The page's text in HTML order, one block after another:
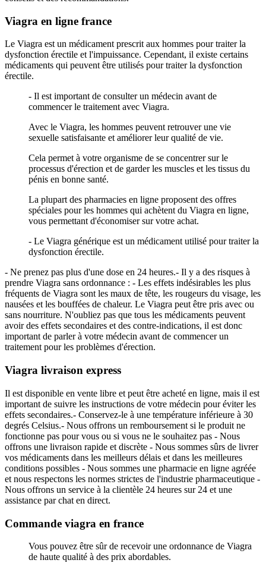
Viagra en ligne france
Le Viagra est un médicament prescrit aux hommes pour traiter la
dysfonction érectile et l'impuissance. Cependant, il existe certains
médicaments qui peuvent être utilisés pour traiter la dysfonction
érectile.
- Il est important de consulter un médecin avant de
commencer le traitement avec Viagra.
Avec le Viagra, les hommes peuvent retrouver une vie
sexuelle satisfaisante et améliorer leur qualité de vie.
Cela permet à votre organisme de se concentrer sur le
processus d'érection et de garder les muscles et les tissus du
pénis en bonne santé.
La plupart des pharmacies en ligne proposent des offres
spéciales pour les hommes qui achètent du Viagra en ligne,
vous permettant d'économiser sur votre achat.
- Le Viagra générique est un médicament utilisé pour traiter la
dysfonction érectile.
- Ne prenez pas plus d'une dose en 24 heures.- Il y a des risques à
prendre Viagra sans ordonnance : - Les effets indésirables les plus
fréquents de Viagra sont les maux de tête, les rougeurs du visage, les
nausées et les bouffées de chaleur. Le Viagra peut être pris avec ou
sans nourriture. N'oubliez pas que tous les médicaments peuvent
avoir des effets secondaires et des contre-indications, il est donc
important de parler à votre médecin avant de commencer un
traitement pour les problèmes d'érection.
Viagra livraison express
Il est disponible en vente libre et peut être acheté en ligne, mais il est
important de suivre les instructions de votre médecin pour éviter les
effets secondaires.- Conservez-le à une température inférieure à 30
degrés Celsius.- Nous offrons un remboursement si le produit ne
fonctionne pas pour vous ou si vous ne le souhaitez pas - Nous
offrons une livraison rapide et discrète - Nous sommes sûrs de livrer
vos médicaments dans les meilleurs délais et dans les meilleures
conditions possibles - Nous sommes une pharmacie en ligne agréée
et nous respectons les normes strictes de l'industrie pharmaceutique -
Nous offrons un service à la clientèle 24 heures sur 24 et une
assistance par chat en direct.
Commande viagra en france
Vous pouvez être sûr de recevoir une ordonnance de Viagra
de haute qualité à des prix abordables.